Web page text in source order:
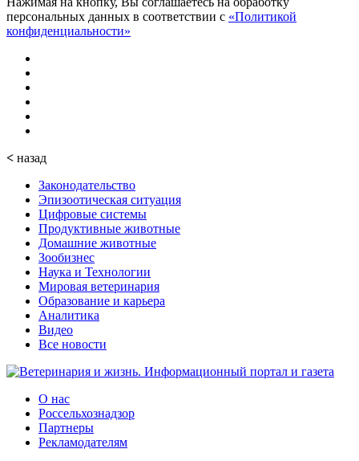
персональных данных в соответствии с «Политикой
конфиденциальности»
< назад
Законодательство
Эпизоотическая ситуация
Цифровые системы
Продуктивные животные
Домашние животные
Зообизнес
Наука и Технологии
Мировая ветеринария
Образование и карьера
Аналитика
Видео
Все новости
О нас
Россельхознадзор
Партнеры
Рекламодателям